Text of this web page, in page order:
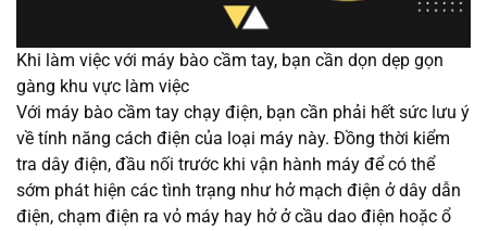
Khi làm việc với máy bào cầm tay, bạn cần dọn dẹp gọn
gàng khu vực làm việc
Với máy bào cầm tay chạy điện, bạn cần phải hết sức lưu ý
về tính năng cách điện của loại máy này. Đồng thời kiểm
tra dây điện, đầu nối trước khi vận hành máy để có thể
sớm phát hiện các tình trạng như hở mạch điện ở dây dẫn
điện, chạm điện ra vỏ máy hay hở ở cầu dao điện hoặc ổ